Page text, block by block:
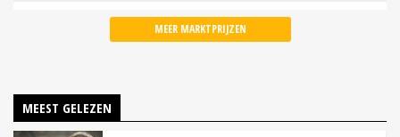
MEER MARKTPRIJZEN
MEEST GELEZEN